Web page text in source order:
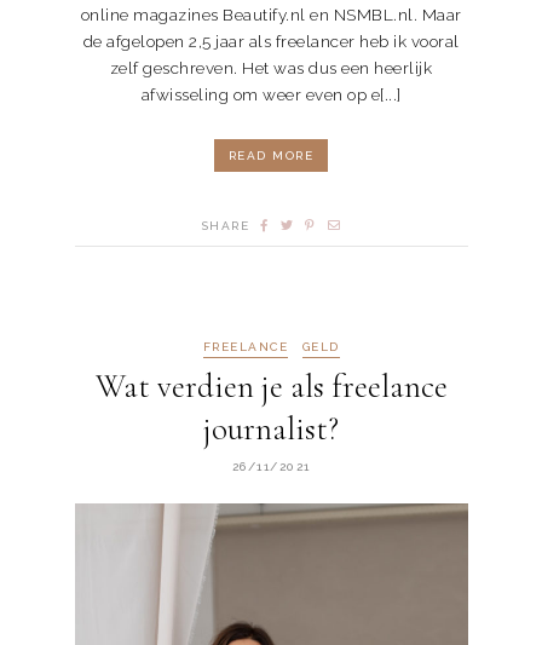
online magazines Beautify.nl en NSMBL.nl. Maar
de afgelopen 2,5 jaar als freelancer heb ik vooral
zelf geschreven. Het was dus een heerlijk
afwisseling om weer even op e[...]
READ MORE
SHARE
FREELANCE GELD
Wat verdien je als freelance
journalist?
26/11/2021